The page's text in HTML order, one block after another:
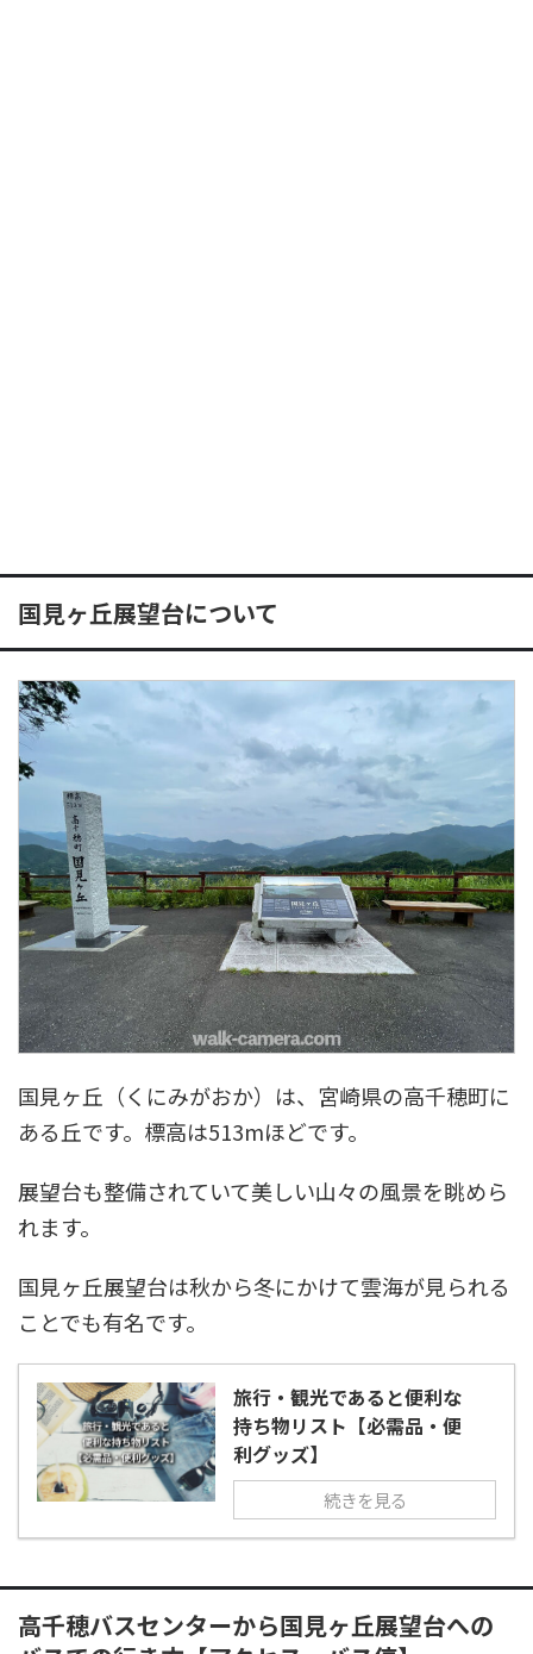
国見ヶ丘展望台について
国見ヶ丘（くにみがおか）は、宮崎県の高千穂町に
ある丘です。標高は513mほどです。
展望台も整備されていて美しい山々の風景を眺めら
れます。
国見ヶ丘展望台は秋から冬にかけて雲海が見られる
ことでも有名です。
旅行・観光であると便利な
持ち物リスト【必需品・便
利グッズ】
続きを見る
高千穂バスセンターから国見ヶ丘展望台への